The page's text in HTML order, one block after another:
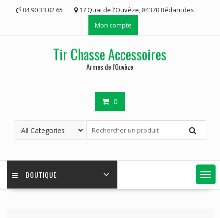
04 90 33 02 65
17 Quai de l'Ouvèze, 84370 Bédarrides
Mon compte
Tir Chasse Accessoires
Armes de l'Ouvèze
0
BOUTIQUE